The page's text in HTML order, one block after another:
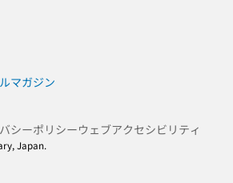
マガジン
シーポリシーウェブアクセシビリティ
Japan.